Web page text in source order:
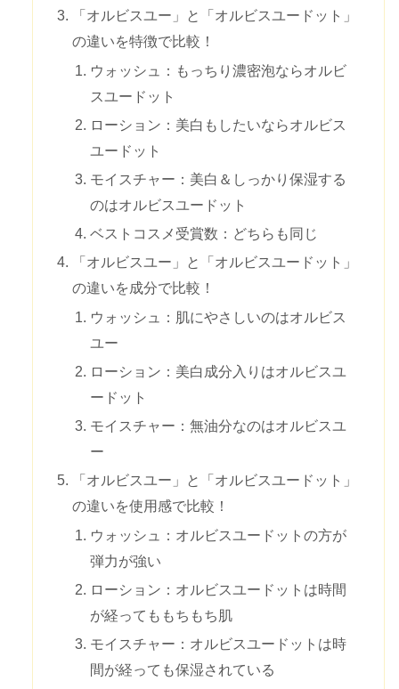
「オルビスユー」と「オルビスユードット」
の違いを特徴で比較！
ウォッシュ：もっちり濃密泡ならオルビ
スユードット
ローション：美白もしたいならオルビス
ユードット
モイスチャー：美白＆しっかり保湿する
のはオルビスユードット
ベストコスメ受賞数：どちらも同じ
「オルビスユー」と「オルビスユードット」
の違いを成分で比較！
ウォッシュ：肌にやさしいのはオルビス
ユー
ローション：美白成分入りはオルビスユ
ードット
モイスチャー：無油分なのはオルビスユ
ー
「オルビスユー」と「オルビスユードット」
の違いを使用感で比較！
ウォッシュ：オルビスユードットの方が
弾力が強い
ローション：オルビスユードットは時間
が経ってももちもち肌
モイスチャー：オルビスユードットは時
間が経っても保湿されている